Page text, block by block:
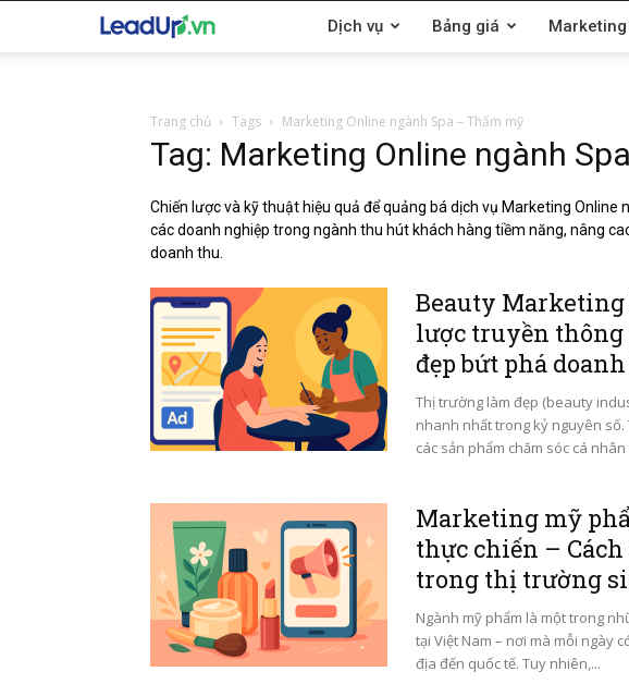
LeadUp.vn Dịch vụ Bảng giá
Trang chủ Tags Marketing Online ngành Spa – Thẩm mỹ
Tag: Marketing Online ngành
Chiến lược và kỹ thuật hiệu quả để quảng bá dịch vụ Marketing Online
các doanh nghiệp trong ngành thu hút khách hàng tiềm năng, nâng
doanh thu.
Beauty
lược truyền
đẹp bứt phá
Thị trường làm đẹp (beauty
nhanh nhất trong kỷ nguyên số.
các sản phẩm chăm sóc cá
Marketing mỹ
thực chiến –
trong thị trường
Ngành mỹ phẩm là một trong
tại Việt Nam – nơi mà mỗi ngày
địa đến quốc tế. Tuy nhiên,...